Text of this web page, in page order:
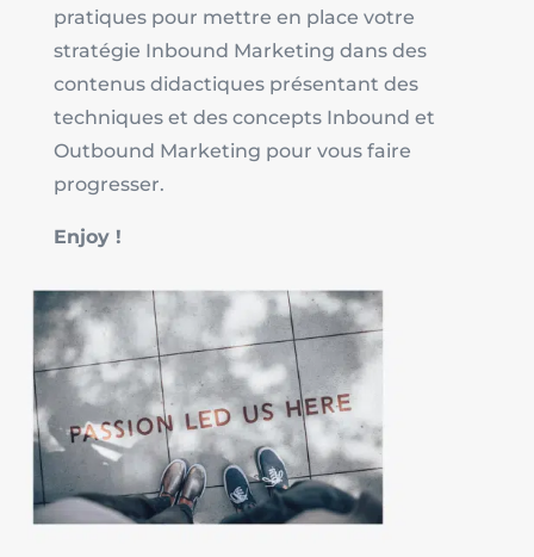
pratiques pour mettre en place votre
stratégie Inbound Marketing dans des
contenus didactiques présentant des
techniques et des concepts Inbound et
Outbound Marketing pour vous faire
progresser.
Enjoy !